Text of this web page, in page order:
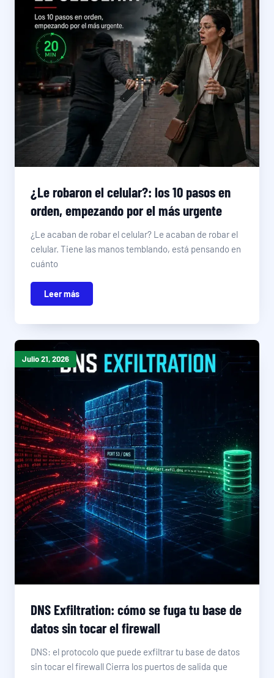
¿Le robaron el celular?: los 10 pasos en
orden, empezando por el más urgente
¿Le acaban de robar el celular? Le acaban de robar el
celular. Tiene las manos temblando, está pensando en
cuánto
Leer más
Julio 21, 2026
DNS Exfiltration: cómo se fuga tu base de
datos sin tocar el firewall
DNS: el protocolo que puede exfiltrar tu base de datos
sin tocar el firewall Cierra los puertos de salida que